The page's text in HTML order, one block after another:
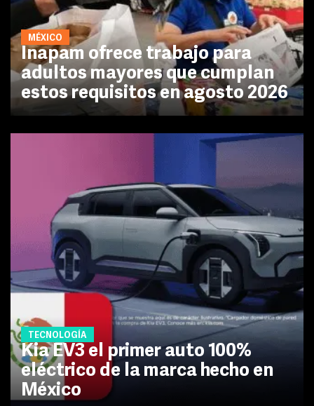
MÉXICO
Inapam ofrece trabajo para
adultos mayores que cumplan
estos requisitos en agosto 2026
TECNOLOGÍA
Kia EV3 el primer auto 100%
eléctrico de la marca hecho en
México